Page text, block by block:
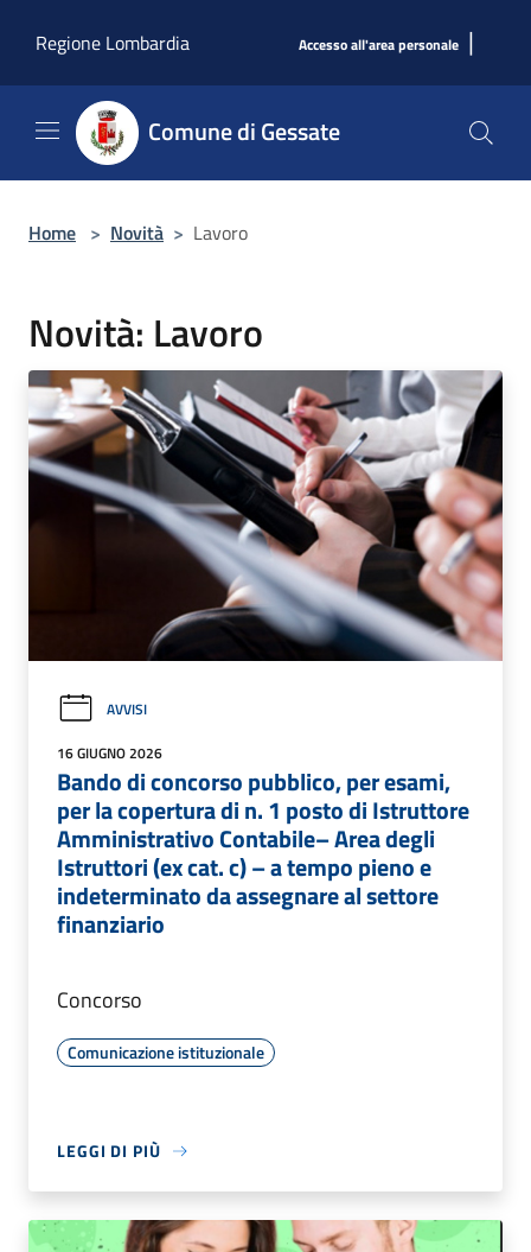
Regione Lombardia
Accesso all'area personale |
Comune di Gessate
Home > Novità > Lavoro
Novità: Lavoro
AVVISI
16 GIUGNO 2026
Bando di concorso pubblico, per esami,
per la copertura di n. 1 posto di Istruttore
Amministrativo Contabile– Area degli
Istruttori (ex cat. c) – a tempo pieno e
indeterminato da assegnare al settore
finanziario
Concorso
Comunicazione istituzionale
LEGGI DI PIÙ